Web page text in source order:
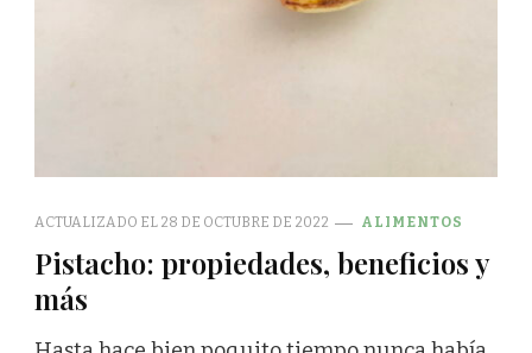
ACTUALIZADO EL 28 DE OCTUBRE DE 2022 ALIMENTOS
Pistacho: propiedades, beneficios y
más